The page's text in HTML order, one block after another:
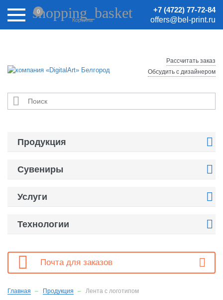
Внимание! Цены на сайте могут быть неактуальными.
Актуальные цены уточняйте у менеджеров.
+7 (4722) 77-72-84
offers@bel-print.ru
shopping_basket
Корзина
0

Рассчитать заказ
Обсудить с дизайнером
Продукция 
Сувениры 
Услуги 
Технологии 
 Почта для заказов
Главная Продукция Лента с логотипом